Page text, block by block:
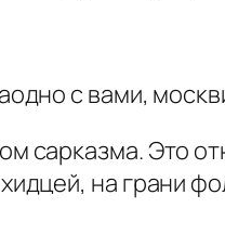
с вами,
сарказма. Это
на грани